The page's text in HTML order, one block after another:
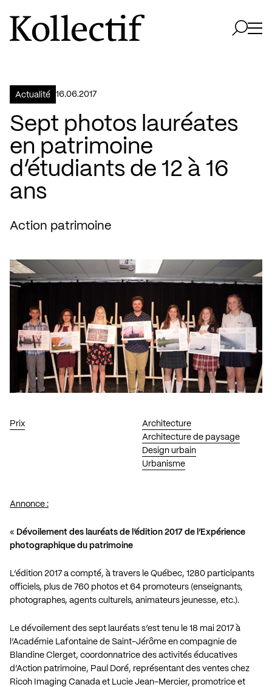
Aller à la page d'accueil
Logo Kollectif
Actualité 16.06.2017
Sept photos lauréates
en patrimoine
d’étudiants de 12 à 16
ans
Action patrimoine
Prix
Architecture
Architecture de paysage
Design urbain
Urbanisme
Annonce :
« Dévoilement des lauréats de l’édition 2017 de l’Expérience
photographique du patrimoine
L’édition 2017 a compté, à travers le Québec, 1280 participants
officiels, plus de 760 photos et 64 promoteurs (enseignants,
photographes, agents culturels, animateurs jeunesse, etc.).
Le dévoilement des sept lauréats s’est tenu le 18 mai 2017 à
l’Académie Lafontaine de Saint-Jérôme en compagnie de
Blandine Clerget, coordonnatrice des activités éducatives
d’Action patrimoine, Paul Doré, représentant des ventes chez
Ricoh Imaging Canada et Lucie Jean-Mercier, promotrice et